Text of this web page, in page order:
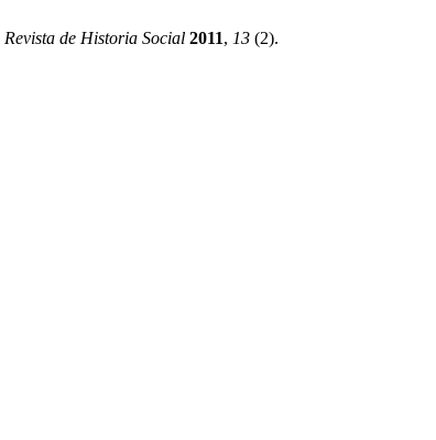
Revista de Historia Social 2011, 13 (2).